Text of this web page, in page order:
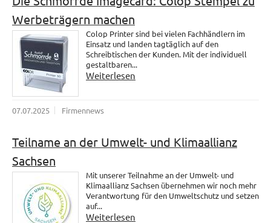
Werbeträgern machen
Colop Printer sind bei vielen Fachhändlern im
Einsatz und landen tagtäglich auf den
Schreibtischen der Kunden. Mit der individuell
gestaltbaren...
Weiterlesen
07.07.2025 Firmennews
Teilname an der Umwelt- und Klimaallianz
Sachsen
Mit unserer Teilnahme an der Umwelt- und
Klimaallianz Sachsen übernehmen wir noch mehr
Verantwortung für den Umweltschutz und setzen
auf...
Weiterlesen